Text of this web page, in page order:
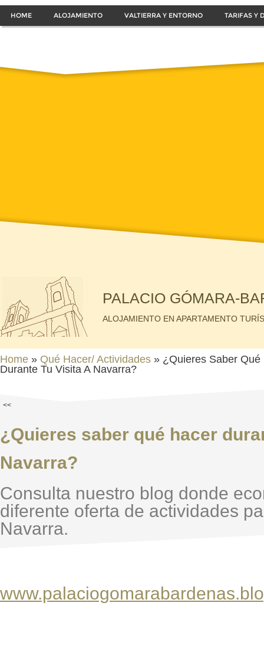
PALACIO GÓMARA-
ALOJAMIENTO EN APARTAMENTO
HOME ALOJAMIENTO VALTIERRA Y ENTORNO TARIFAS Y
Home » Qué Hacer/ Actividades » ¿Quieres Saber Qué
Durante Tu Visita A Navarra?
<<
¿Quieres saber qué hacer
Navarra?
Consulta nuestro blog donde
diferente oferta de actividades
Navarra.